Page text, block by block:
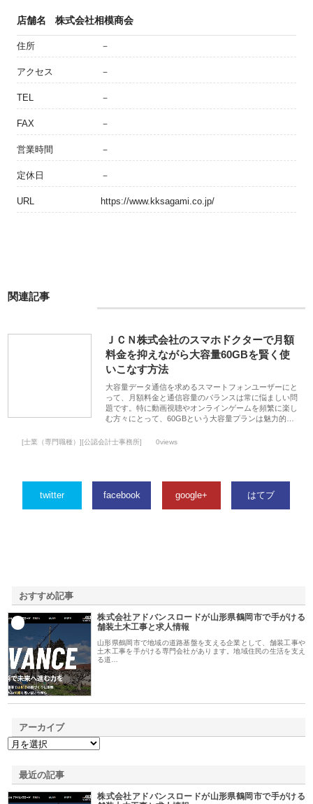
店舗名 株式会社相模商会
住所 －
アクセス －
TEL －
FAX －
営業時間 －
定休日 －
URL https://www.kksagami.co.jp/
関連記事
ＪＣＮ株式会社のスマホドクターで月額
料金を抑えながら大容量60GBを賢く使
いこなす方法
大容量データ通信を求めるスマートフォンユーザーにと
って、月額料金と通信容量のバランスは常に悩ましい問
題です。特に動画視聴やオンラインゲームを頻繁に楽し
む方々にとって、60GBという大容量プランは魅力的…
[士業（専門職種）][公認会計士事務所] 0views
twitter facebook google+ はてブ
おすすめ記事
株式会社アドバンスロードが山形県鶴岡市で手がける
舗装土木工事と求人情報
山形県鶴岡市で地域の道路基盤を支える企業として、舗装工事や
土木工事を手がける専門会社があります。地域住民の生活を支え
る道…
アーカイブ
最近の記事
株式会社アドバンスロードが山形県鶴岡市で手がける